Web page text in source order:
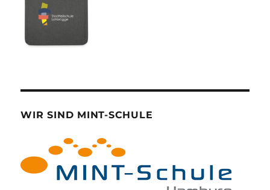
WIR SIND MINT-SCHULE